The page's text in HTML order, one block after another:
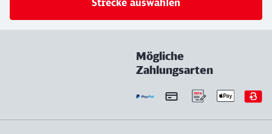
Strecke auswählen
Mögliche
Zahlungsarten